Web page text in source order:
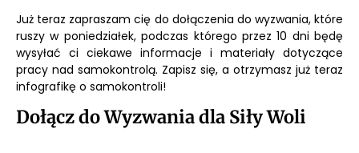
Już teraz zapraszam cię do dołączenia do wyzwania, które
ruszy w poniedziałek, podczas którego przez 10 dni będę
wysyłać ci ciekawe informacje i materiały dotyczące
pracy nad samokontrolą. Zapisz się, a otrzymasz już teraz
infografikę o samokontroli!
Dołącz do Wyzwania dla Siły Woli